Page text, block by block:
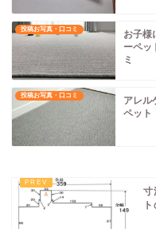
投稿お写真・口コミ
お子様
ーペッ
ミ
投稿お写真・口コミ
アレル
ペット
寸